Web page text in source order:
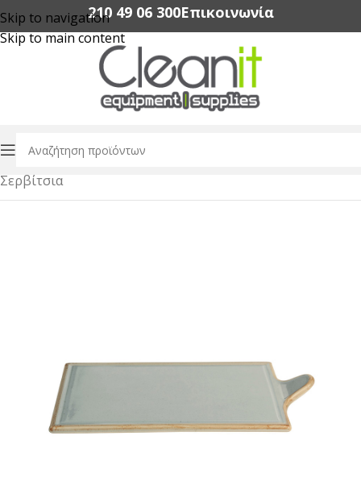
Skip to navigation
Skip to main content
210 49 06 300‬Επικοινωνία
Αρχική σελίδα/Εξοπλισμός Εστίασης
Σερβίτσια